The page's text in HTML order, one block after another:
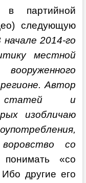
в партийной
следующую
начале 2014-го
местной
Автор
статей и
изобличаю
со
«со
другие его